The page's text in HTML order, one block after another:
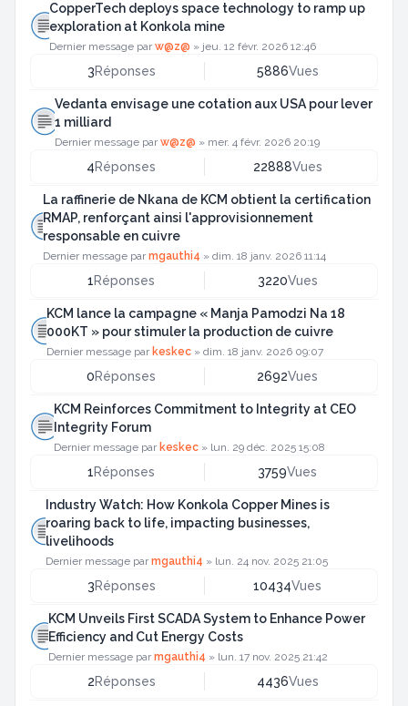
CopperTech deploys space technology to ramp up
exploration at Konkola mine
Dernier message parw@z@ » jeu. 12 févr. 2026 12:46
3Réponses 5886Vues
Vedanta envisage une cotation aux USA pour lever
1 milliard
Dernier message parw@z@ » mer. 4 févr. 2026 20:19
4Réponses 22888Vues
La raffinerie de Nkana de KCM obtient la certification
RMAP, renforçant ainsi l'approvisionnement
responsable en cuivre
Dernier message parmgauthi4 »dim. 18 janv. 2026 11:14
1Réponses 3220Vues
KCM lance la campagne « Manja Pamodzi Na 18
000KT » pour stimuler la production de cuivre
Dernier message par keskec »dim. 18 janv. 2026 09:07
0Réponses 2692Vues
KCM Reinforces Commitment to Integrity at CEO
Integrity Forum
Dernier message par keskec» lun. 29 déc. 2025 15:08
1Réponses 3759Vues
Industry Watch: How Konkola Copper Mines is
roaring back to life, impacting businesses,
livelihoods
Dernier message parmgauthi4 » lun. 24 nov. 2025 21:05
3Réponses 10434Vues
KCM Unveils First SCADA System to Enhance Power
Efficiency and Cut Energy Costs
Dernier message parmgauthi4 » lun. 17 nov. 2025 21:42
2Réponses 4436Vues